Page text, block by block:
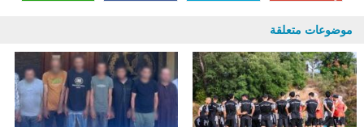
موضوعات متعلقة